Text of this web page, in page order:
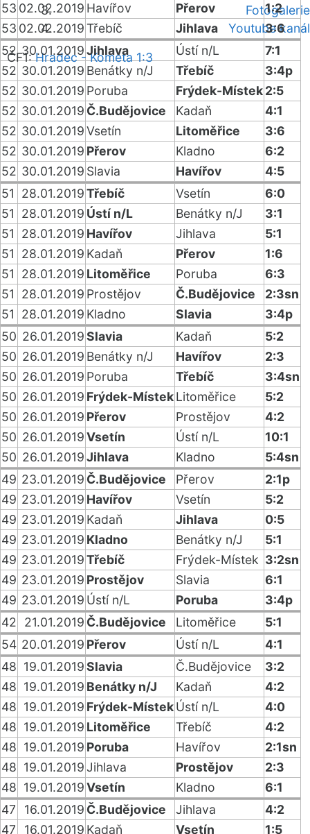
Fotogalerie
Youtube kanál
ČF1:Hradec - Kometa 1:3
53 02.02.2019 Havířov Přerov
1:2
53 02.02.2019Třebíč Jihlava
3:6
52 30.01.2019Jihlava Ústí n/L
7:1
52 30.01.2019 Benátky n/J Třebíč
3:4p
52 30.01.2019 Poruba Frýdek-Místek2:5
52 30.01.2019 Č.Budějovice Kadaň
4:1
52 30.01.2019Vsetín Litoměřice
3:6
52 30.01.2019 Přerov Kladno
6:2
52 30.01.2019 Slavia Havířov
4:5
51
28.01.2019Třebíč Vsetín
6:0
51
28.01.2019 Ústí n/L Benátky n/J
3:1
51
28.01.2019 Havířov Jihlava
5:1
51
28.01.2019 Kadaň Přerov
1:6
51
28.01.2019 Litoměřice Poruba
6:3
51
28.01.2019 Prostějov Č.Budějovice
2:3sn
51
28.01.2019 Kladno Slavia
3:4p
50 26.01.2019Slavia Kadaň
5:2
50 26.01.2019 Benátky n/J Havířov
2:3
50 26.01.2019 Poruba Třebíč
3:4sn
50 26.01.2019 Frýdek-MístekLitoměřice
5:2
50 26.01.2019 Přerov Prostějov
4:2
50 26.01.2019Vsetín Ústí n/L
10:1
50 26.01.2019Jihlava Kladno
5:4sn
49 23.01.2019 Č.Budějovice Přerov
2:1p
49 23.01.2019 Havířov Vsetín
5:2
49 23.01.2019 Kadaň Jihlava
0:5
49 23.01.2019 Kladno Benátky n/J
5:1
49 23.01.2019Třebíč Frýdek-Místek 3:2sn
49 23.01.2019 Prostějov Slavia
6:1
49 23.01.2019 Ústí n/L Poruba
3:4p
42
21.01.2019 Č.Budějovice Litoměřice
5:1
54 20.01.2019 Přerov Ústí n/L
4:1
48 19.01.2019Slavia Č.Budějovice
3:2
48 19.01.2019 Benátky n/J Kadaň
4:2
48 19.01.2019 Frýdek-MístekÚstí n/L
4:0
48 19.01.2019 Litoměřice Třebíč
4:2
48 19.01.2019 Poruba Havířov
2:1sn
48 19.01.2019Jihlava Prostějov
2:3
48 19.01.2019Vsetín Kladno
6:1
47
16.01.2019 Č.Budějovice Jihlava
4:2
47
16.01.2019 Kadaň Vsetín 1:5